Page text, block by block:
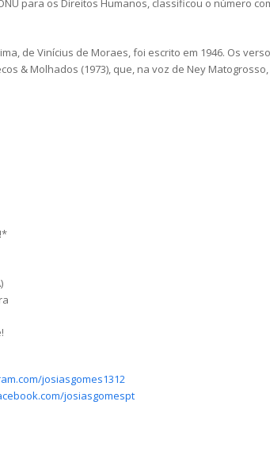
para os Direitos Humanos, classificou o número
de Vinícius de Moraes, foi escrito em 1946. Os
& Molhados (1973), que, na voz de Ney
josiasgomes1312
josiasgomespt